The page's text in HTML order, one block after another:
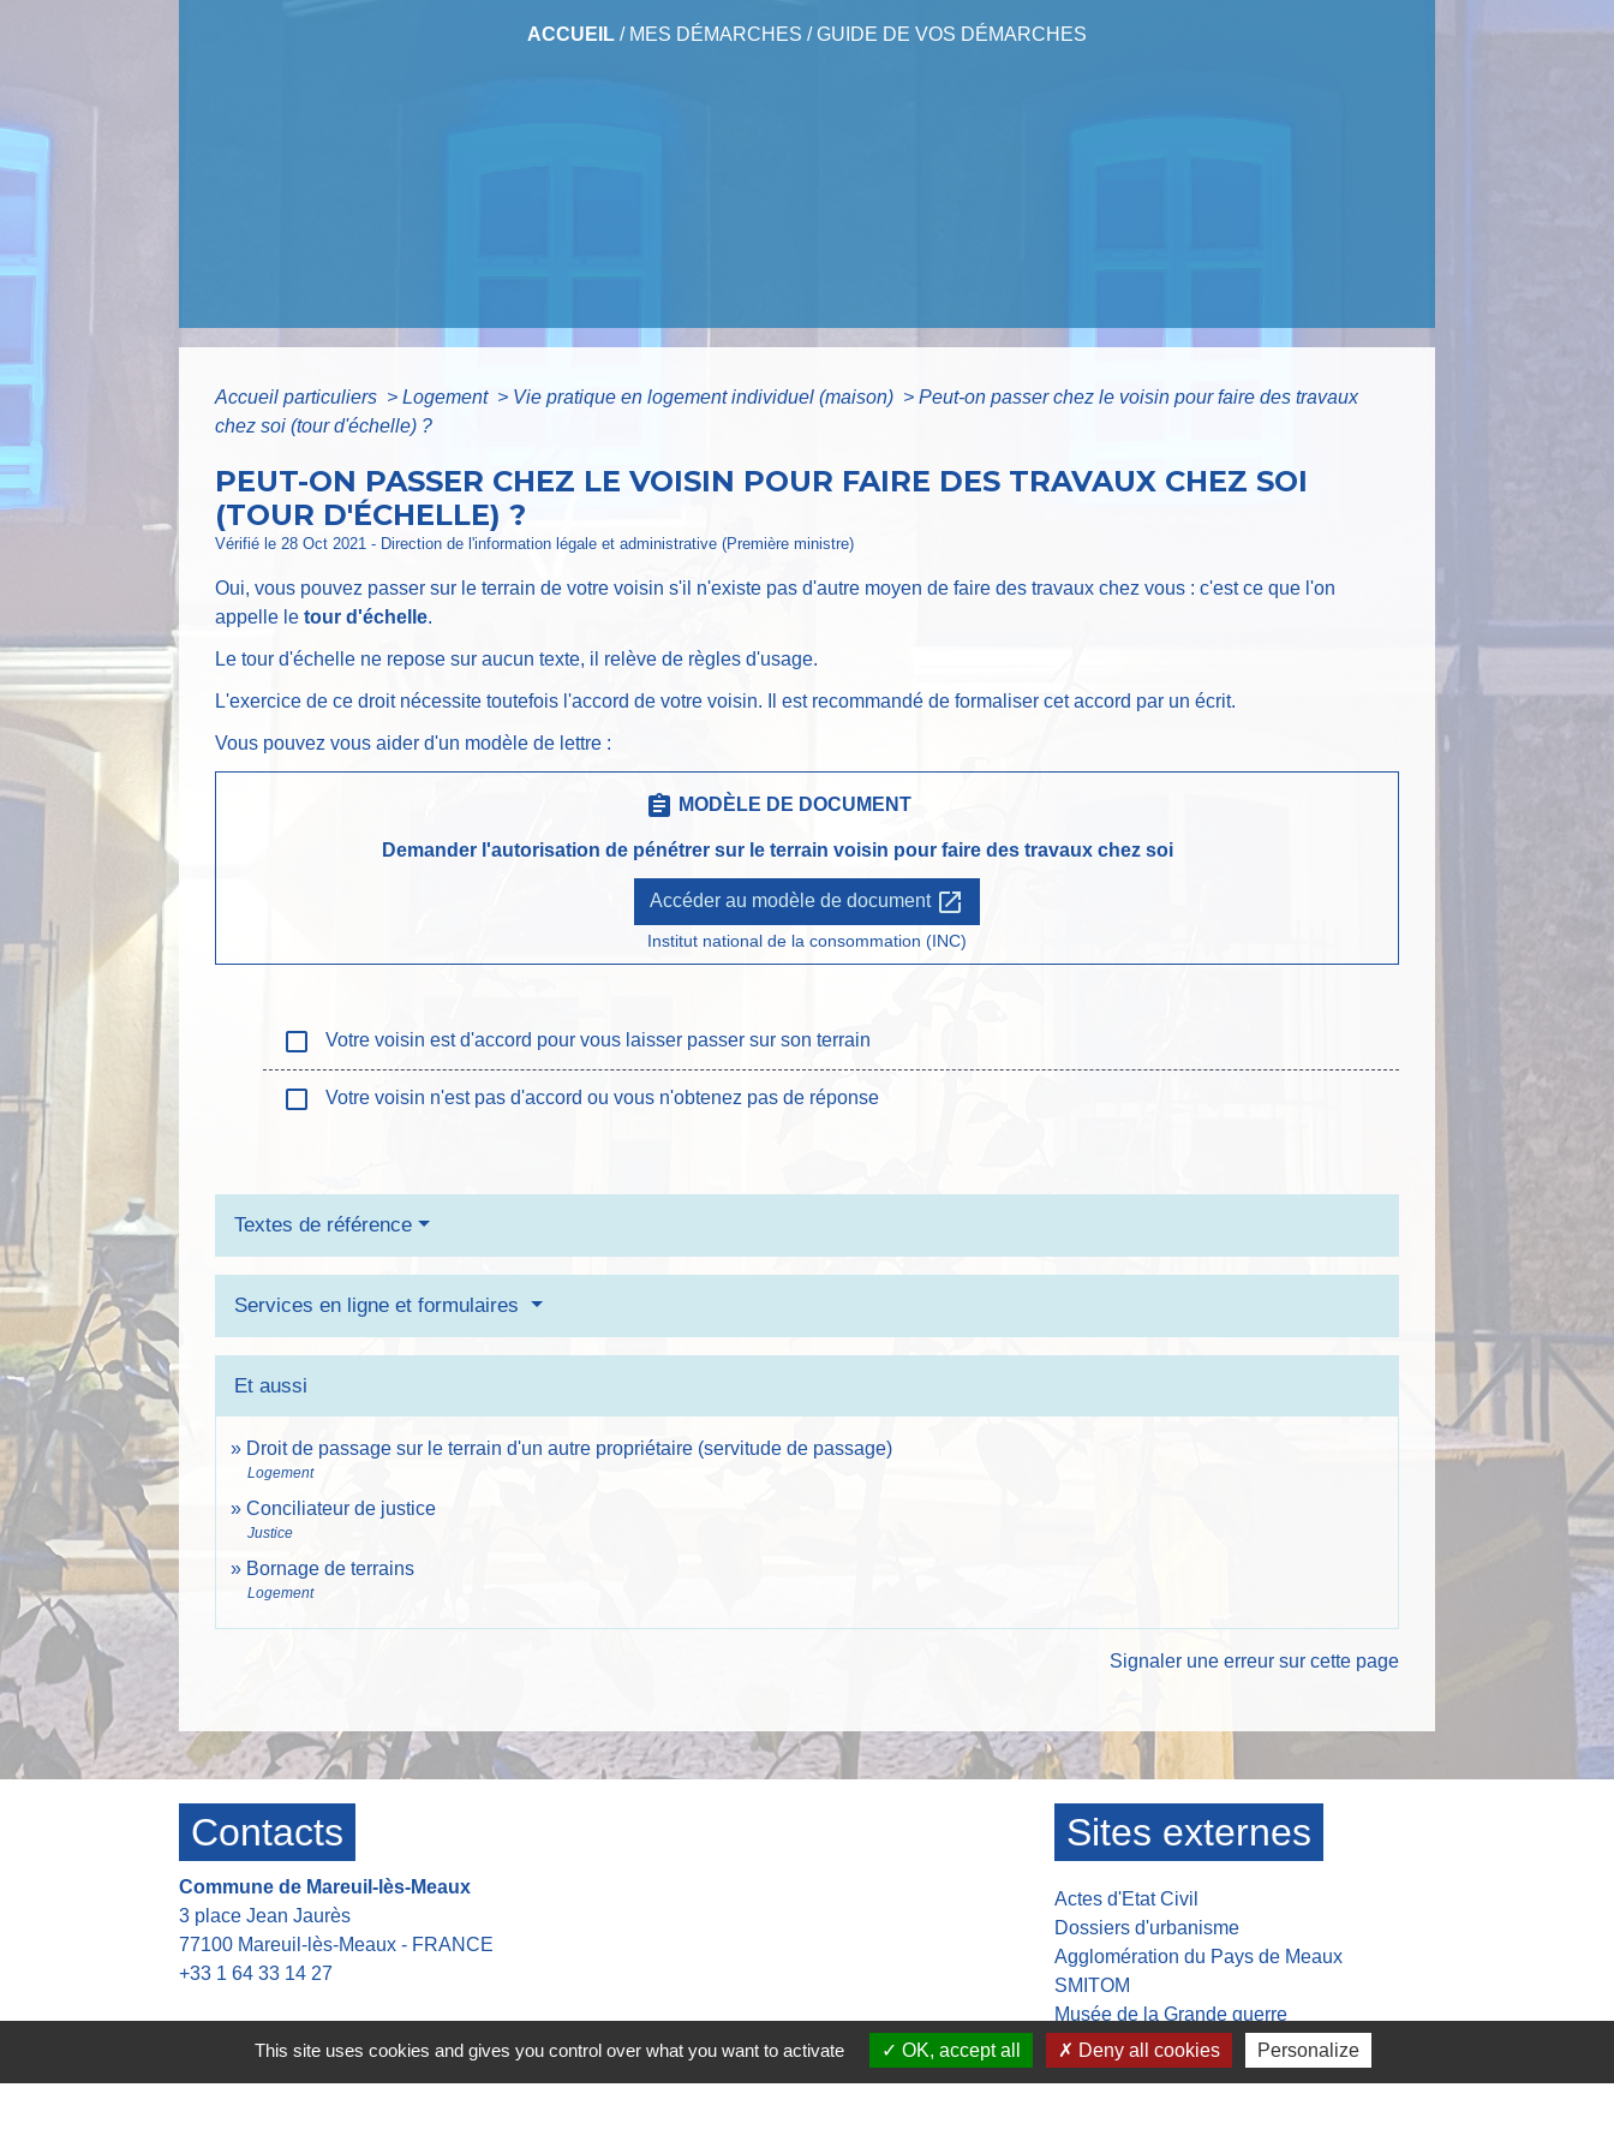
ACCUEIL / MES DÉMARCHES /GUIDE DE VOS DÉMARCHES
Accueil particuliers > Logement > Vie pratique en logement individuel (maison) > Peut-on passer chez le voisin pour faire des travaux
chez soi (tour d'échelle) ?
PEUT-ON PASSER CHEZ LE VOISIN POUR FAIRE DES TRAVAUX CHEZ SOI
(TOUR D'ÉCHELLE) ?
Vérifié le 28 Oct 2021 - Direction de l'information légale et administrative (Première ministre)
Oui, vous pouvez passer sur le terrain de votre voisin s'il n'existe pas d'autre moyen de faire des travaux chez vous : c'est ce que l'on
appelle letour d'échelle.
Le tour d'échelle ne repose sur aucun texte, il relève de règles d'usage.
L'exercice de ce droit nécessite toutefois l'accord de votre voisin. Il est recommandé de formaliser cet accord par un écrit.
Vous pouvez vous aider d'un modèle de lettre :
assignment MODÈLE DE DOCUMENT
Demander l'autorisation de pénétrer sur le terrain voisin pour faire des travaux chez soi
Accéder au modèle de document open_in_new
Institut national de la consommation (INC)
check_box_outline_blank Votre voisin est d'accord pour vous laisser passer sur son terrain
check_box_outline_blank Votre voisin n'est pas d'accord ou vous n'obtenez pas de réponse
Textes de référence
Services en ligne et formulaires
Et aussi
Droit de passage sur le terrain d'un autre propriétaire (servitude de passage)
Logement
Conciliateur de justice
Justice
Bornage de terrains
Logement
Signaler une erreur sur cette page
Contacts
Commune de Mareuil-lès-Meaux
3 place Jean Jaurès
77100 Mareuil-lès-Meaux - FRANCE
+33 1 64 33 14 27
Sites externes
Actes d'Etat Civil
Dossiers d'urbanisme
Agglomération du Pays de Meaux
SMITOM
Musée de la Grande guerre
This site uses cookies and gives you control over what you want to activate
OK, accept all Deny all cookies Personalize